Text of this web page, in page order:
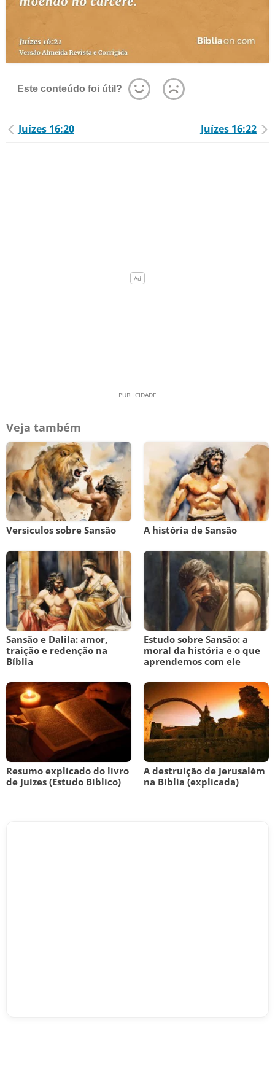
Este conteúdo foi útil?
Juízes 16:20 Juízes 16:22
Veja também
Versículos sobre Sansão A história de Sansão
Sansão e Dalila: amor,
traição e redenção na
Bíblia
Estudo sobre Sansão: a
moral da história e o que
aprendemos com ele
Resumo explicado do livro
de Juízes (Estudo Bíblico)
A destruição de Jerusalém
na Bíblia (explicada)